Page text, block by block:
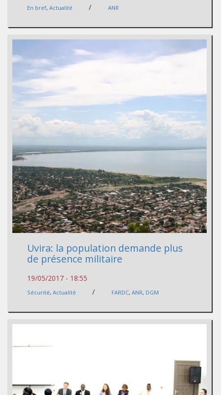
En bref, Actualité / ANR
Uvira: la population demande plus
de présence militaire
19/05/2017 - 18:55
Sécurité, Actualité / FARDC, ANR, DGM